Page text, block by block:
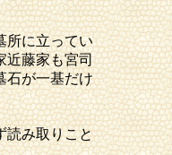
所に立ってい
近藤家も宮司
石が一基だけ
読み取りこと